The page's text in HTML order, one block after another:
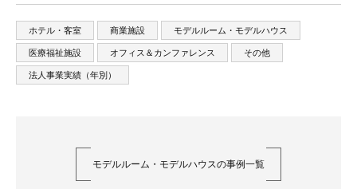
ホテル・客室 商業施設 モデルルーム・モデルハウス
医療福祉施設 オフィス＆カンファレンス その他
法人事業実績（年別）
モデルルーム・モデルハウスの事例一覧